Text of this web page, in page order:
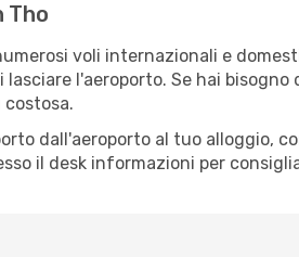
Tho
voli internazionali e
l'aeroporto. Se hai
costosa.
dall'aeroporto al tuo alloggio,
il desk informazioni per